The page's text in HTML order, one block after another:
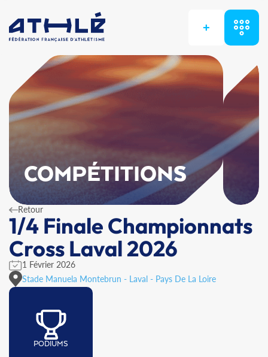
+
COMPÉTITIONS
Retour
1/4 Finale Championnats
Cross Laval 2026
1 Février 2026
Stade Manuela Montebrun - Laval - Pays De La Loire
PODIUMS